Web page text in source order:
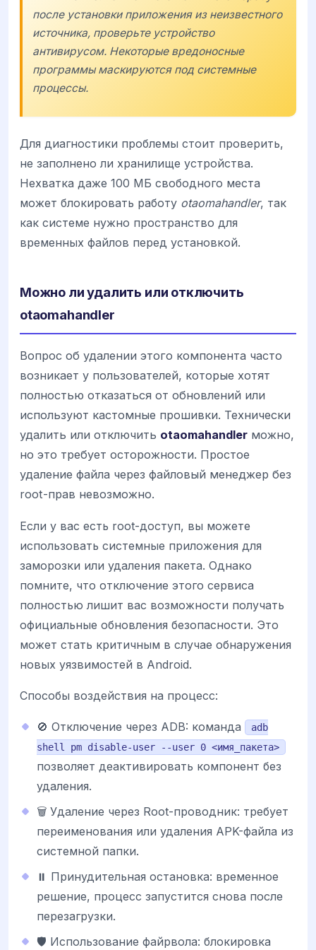
после установки приложения из неизвестного
источника, проверьте устройство
антивирусом. Некоторые вредоносные
программы маскируются под системные
процессы.
Для диагностики проблемы стоит проверить,
не заполнено ли хранилище устройства.
Нехватка даже 100 МБ свободного места
может блокировать работу otaomahandler, так
как системе нужно пространство для
временных файлов перед установкой.
Можно ли удалить или отключить
otaomahandler
Вопрос об удалении этого компонента часто
возникает у пользователей, которые хотят
полностью отказаться от обновлений или
используют кастомные прошивки. Технически
удалить или отключить otaomahandler можно,
но это требует осторожности. Простое
удаление файла через файловый менеджер без
root-прав невозможно.
Если у вас есть root-доступ, вы можете
использовать системные приложения для
заморозки или удаления пакета. Однако
помните, что отключение этого сервиса
полностью лишит вас возможности получать
официальные обновления безопасности. Это
может стать критичным в случае обнаружения
новых уязвимостей в Android.
Способы воздействия на процесс:
🚫 Отключение через ADB: команда
adb
shell pm disable-user --user 0 <имя_пакета>
позволяет деактивировать компонент без
удаления.
🗑️ Удаление через Root-проводник: требует
переименования или удаления APK-файла из
системной папки.
⏸️ Принудительная остановка: временное
решение, процесс запустится снова после
перезагрузки.
🛡️ Использование файрвола: блокировка